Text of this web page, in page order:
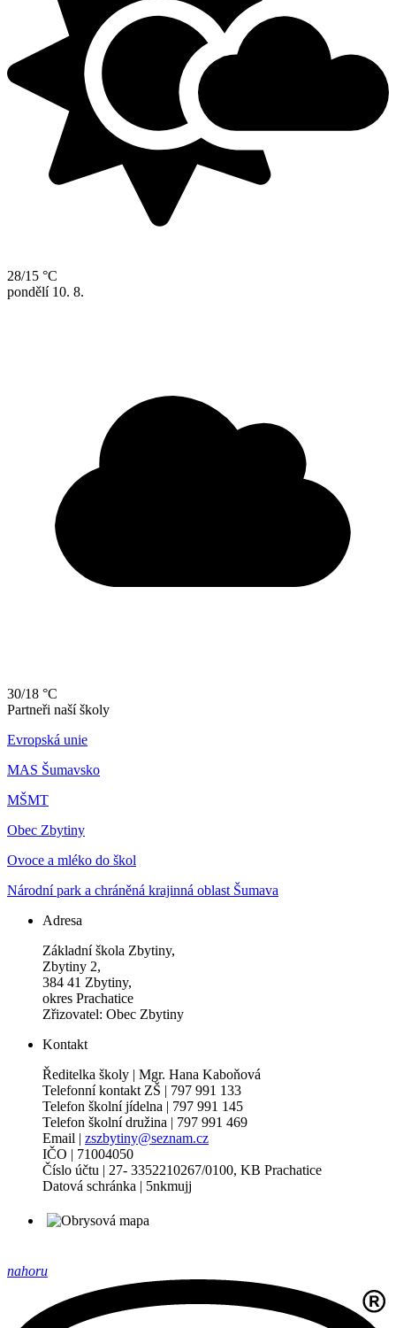
28/15 °C
pondělí 10. 8.
30/18 °C
Partneři naší školy
Evropská unie
MAS Šumavsko
MŠMT
Obec Zbytiny
Ovoce a mléko do škol
Národní park a chráněná krajinná oblast Šumava
Adresa
Základní škola Zbytiny,
Zbytiny 2,
384 41 Zbytiny,
okres Prachatice
Zřizovatel: Obec Zbytiny
Kontakt
Ředitelka školy | Mgr. Hana Kaboňová
Telefonní kontakt ZŠ | 797 991 133
Telefon školní jídelna | 797 991 145
Telefon školní družina | 797 991 469
Email | zszbytiny@seznam.cz
IČO | 71004050
Číslo účtu | 27- 3352210267/0100, KB Prachatice
Datová schránka | 5nkmujj
nahoru